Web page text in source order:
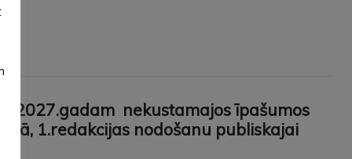
2027.gadam nekustamajos īpašumos
1.redakcijas nodošanu publiskajai